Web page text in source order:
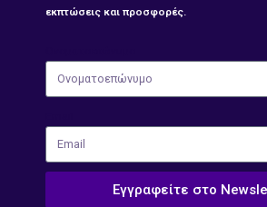
εκπτώσεις και προσφορές.
Εγγραφείτε στο